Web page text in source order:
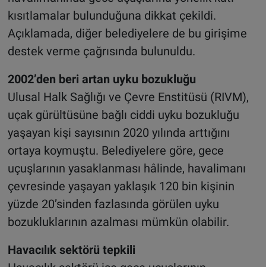
kısıtlamalar bulunduğuna dikkat çekildi.
Açıklamada, diğer belediyelere de bu girişime
destek verme çağrısında bulunuldu.
2002’den beri artan uyku bozukluğu
Ulusal Halk Sağlığı ve Çevre Enstitüsü (RIVM),
uçak gürültüsüne bağlı ciddi uyku bozukluğu
yaşayan kişi sayısının 2020 yılında arttığını
ortaya koymuştu. Belediyelere göre, gece
uçuşlarının yasaklanması hâlinde, havalimanı
çevresinde yaşayan yaklaşık 120 bin kişinin
yüzde 20’sinden fazlasında görülen uyku
bozukluklarının azalması mümkün olabilir.
Havacılık sektörü tepkili